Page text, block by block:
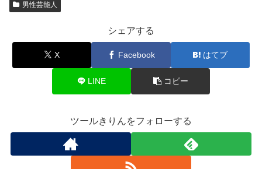
男性芸能人
シェアする
X Facebook はてブ
LINE コピー
ツールきりんをフォローする